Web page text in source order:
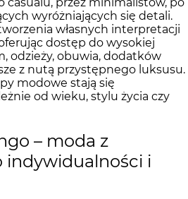
wyróżniających się detali.
własnych interpretacji
dostęp do wysokiej
odzieży, obuwia, dodatków
z nutą przystępnego luksusu.
modowe stają się
od wieku, stylu życia czy
– moda z
indywidualności i